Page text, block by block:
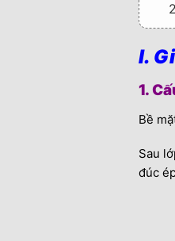
4.
I.
1.
Bề
Sau
đúc